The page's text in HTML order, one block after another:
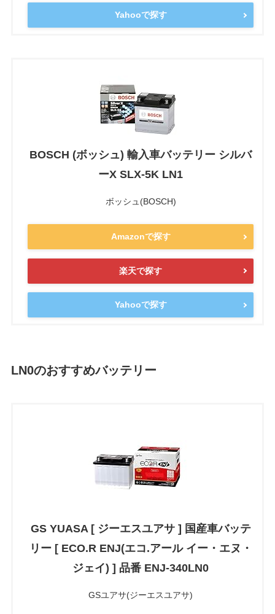
Yahooで探す
BOSCH (ボッシュ) 輸入車バッテリー シルバ
ーX SLX-5K LN1
ボッシュ(BOSCH)
Amazonで探す
楽天で探す
Yahooで探す
LN0のおすすめバッテリー
GS YUASA [ ジーエスユアサ ] 国産車バッテ
リー [ ECO.R ENJ(エコ.アール イー・エヌ・
ジェイ) ] 品番 ENJ-340LN0
GSユアサ(ジーエスユアサ)